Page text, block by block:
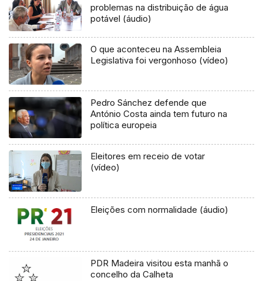
problemas na distribuição de água
potável (áudio)
O que aconteceu na Assembleia
Legislativa foi vergonhoso (vídeo)
Pedro Sánchez defende que
António Costa ainda tem futuro na
política europeia
Eleitores em receio de votar
(vídeo)
Eleições com normalidade (áudio)
PDR Madeira visitou esta manhã o
concelho da Calheta